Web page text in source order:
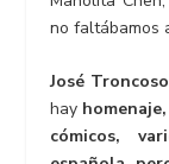
no faltábamos
José Troncoso
hay
cómicos,